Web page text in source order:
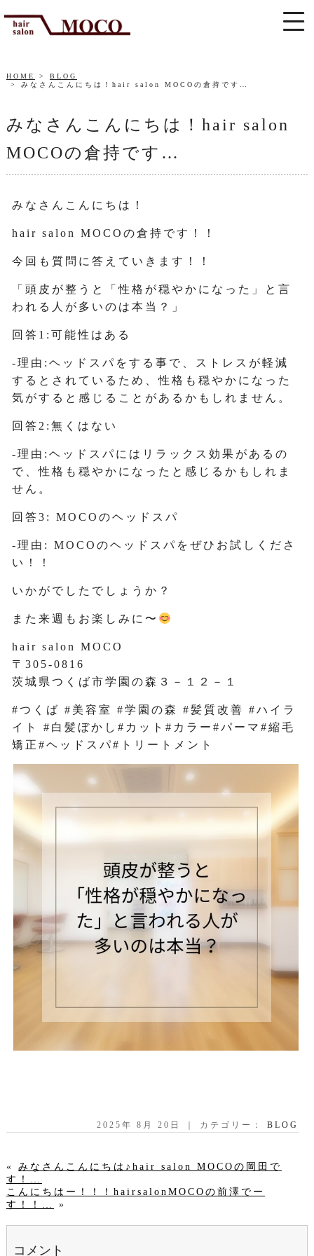
HOME
BLOG
みなさんこんにちは！hair salon MOCOの倉持です…
みなさんこんにちは！hair salon
MOCOの倉持です…
みなさんこんにちは！
hair salon MOCOの倉持です！！
今回も質問に答えていきます！！
「頭皮が整うと「性格が穏やかになった」と言
われる人が多いのは本当？」
回答1:可能性はある
-理由:ヘッドスパをする事で、ストレスが軽減
するとされているため、性格も穏やかになった
気がすると感じることがあるかもしれません。
回答2:無くはない
-理由:ヘッドスパにはリラックス効果があるの
で、性格も穏やかになったと感じるかもしれま
せん。
回答3: MOCOのヘッドスパ
-理由: MOCOのヘッドスパをぜひお試しくださ
い！！
いかがでしたでしょうか？
また来週もお楽しみに〜
hair salon MOCO
〒305-0816
茨城県つくば市学園の森３－１２－１
#つくば #美容室 #学園の森 #髪質改善 #ハイラ
イト #白髪ぼかし#カット#カラー#パーマ#縮毛
矯正#ヘッドスパ#トリートメント
2025年 8月 20日 ｜ カテゴリー：BLOG
« みなさんこんにちは♪hair salon MOCOの岡田で
す！…
こんにちはー！！！hairsalonMOCOの前澤でー
す！！…
»
コメント